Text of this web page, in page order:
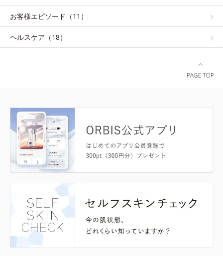
お客様エピソード（11）
ヘルスケア（18）